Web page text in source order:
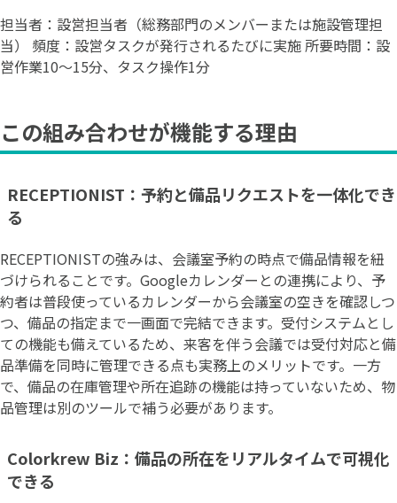
担当者：設営担当者（総務部門のメンバーまたは施設管理担
当） 頻度：設営タスクが発行されるたびに実施 所要時間：設
営作業10〜15分、タスク操作1分
この組み合わせが機能する理由
RECEPTIONIST：予約と備品リクエストを一体化でき
る
RECEPTIONISTの強みは、会議室予約の時点で備品情報を紐
づけられることです。Googleカレンダーとの連携により、予
約者は普段使っているカレンダーから会議室の空きを確認しつ
つ、備品の指定まで一画面で完結できます。受付システムとし
ての機能も備えているため、来客を伴う会議では受付対応と備
品準備を同時に管理できる点も実務上のメリットです。一方
で、備品の在庫管理や所在追跡の機能は持っていないため、物
品管理は別のツールで補う必要があります。
Colorkrew Biz：備品の所在をリアルタイムで可視化
できる